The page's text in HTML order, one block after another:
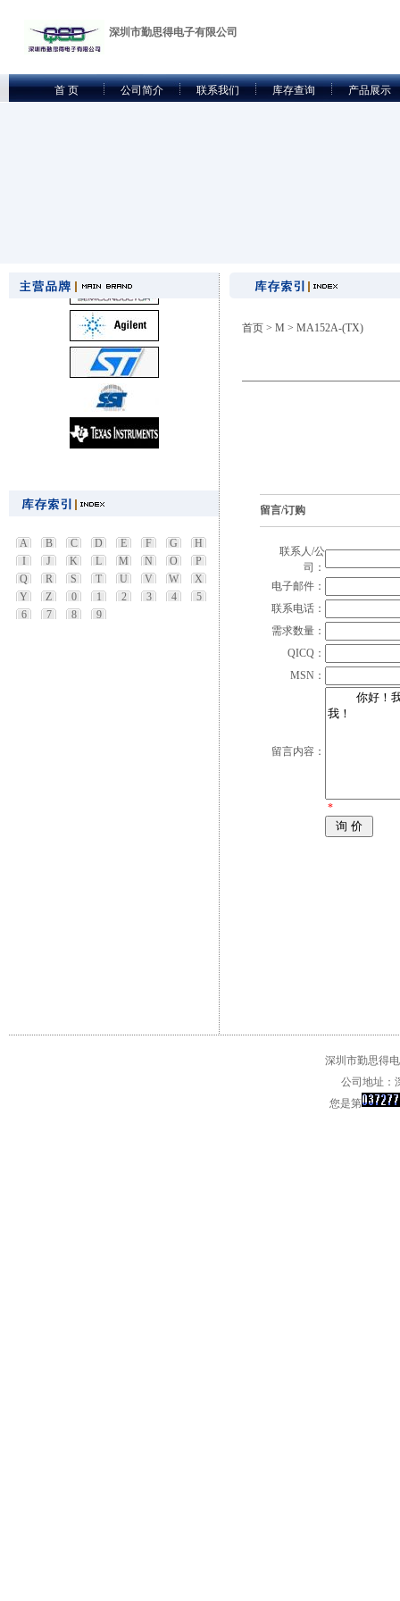
深圳市勤思得电子有限公司
首 页 公司简介 联系我们 库存查询 产品展示
A B C D E F G
H
I
J K L M N O
P
Q
R S T U V W
X
Y
Z 0 1 2 3 4
5
6
7 8 9
首页 > M > MA152A-(TX)
留言/订购
联系人/公
司：
电子邮件：
联系电话：
需求数量：
QICQ：
MSN：
留言内容：
*
深圳市勤思得
公司地址：
您是第